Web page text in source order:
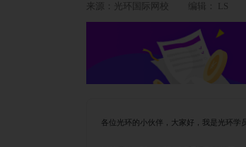
来源：光环国际网校 编辑： LS
各位光环的小伙伴，大家好，我是光环学